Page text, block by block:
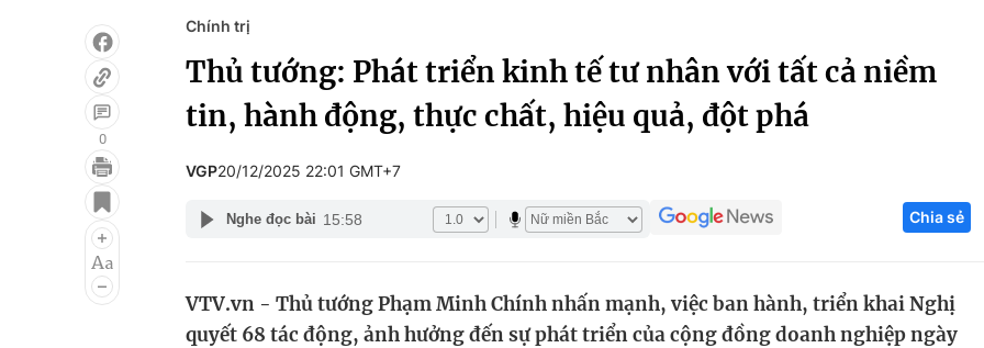
Infographic
Điện ảnh
Âm nhạc
Du lịch
Chất lượng cuộc sống
Tuyển sinh
Hitech Công
Thị trường
0
Chính trị
Thủ tướng: Phát triển kinh tế tư nhân với tất cả niềm
tin, hành động, thực chất, hiệu quả, đột phá
VGP20/12/2025 22:01 GMT+7
Nghe đọc bài 15:58 Chia sẻ
VTV.vn - Thủ tướng Phạm Minh Chính nhấn mạnh, việc ban hành, triển khai Nghị
quyết 68 tác động, ảnh hưởng đến sự phát triển của cộng đồng doanh nghiệp ngày